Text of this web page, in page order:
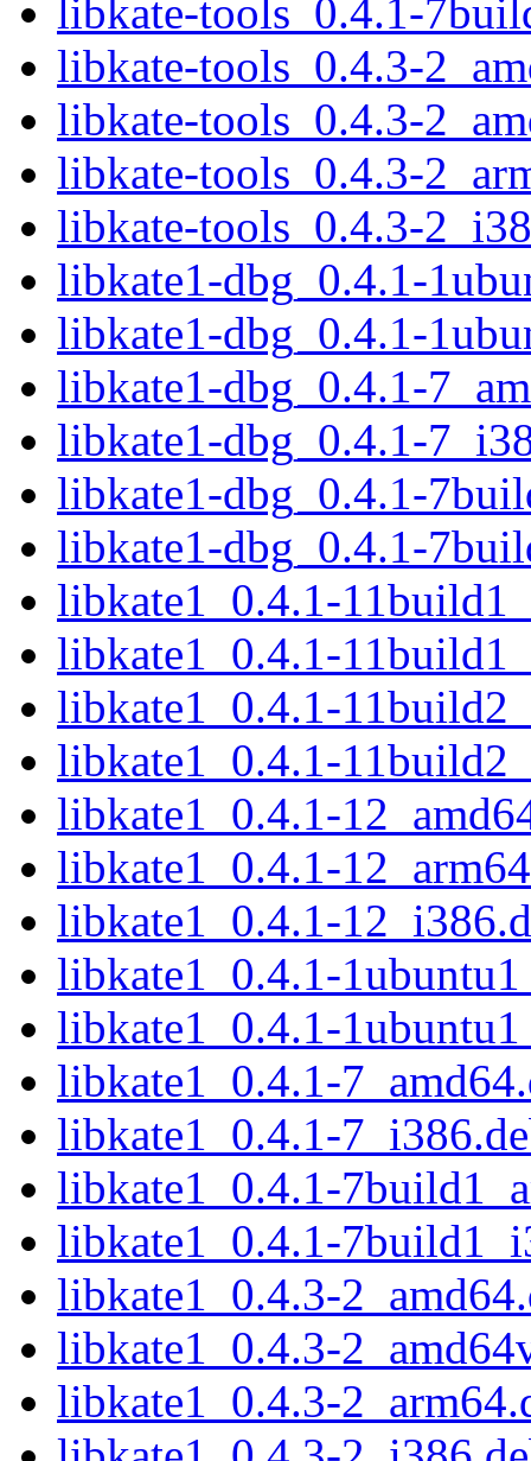
libkate-tools_0.4.1-
libkate-tools_0.4.3-
libkate-tools_0.4.3-
libkate-tools_0.4.3-
libkate-tools_0.4.3-
libkate1-dbg_0.4.1-
libkate1-dbg_0.4.1-
libkate1-dbg_0.4.1-
libkate1-dbg_0.4.1-
libkate1-dbg_0.4.1-
libkate1-dbg_0.4.1-
libkate1_0.4.1-
libkate1_0.4.1-
libkate1_0.4.1-
libkate1_0.4.1-
libkate1_0.4.1-
libkate1_0.4.1-
libkate1_0.4.1-
libkate1_0.4.1-
libkate1_0.4.1-
libkate1_0.4.1-
libkate1_0.4.1-
libkate1_0.4.1-
libkate1_0.4.1-
libkate1_0.4.3-
libkate1_0.4.3-
libkate1_0.4.3-